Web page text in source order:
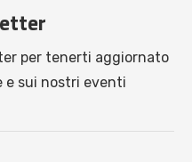
per tenerti aggiornato
e sui nostri eventi